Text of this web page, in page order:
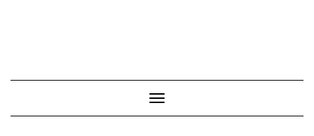
Cambiar modo de navegación